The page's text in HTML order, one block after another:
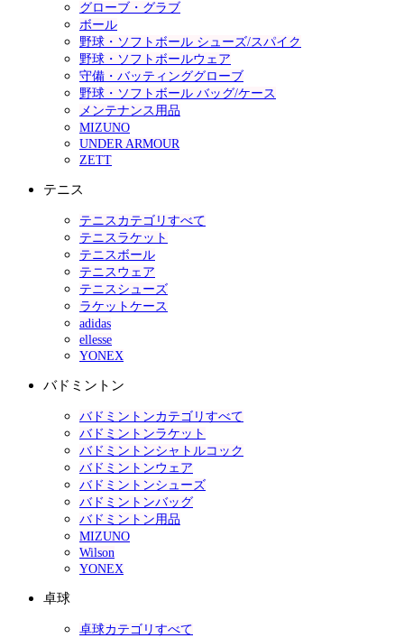
グローブ・グラブ
ボール
野球・ソフトボール シューズ/スパイク
野球・ソフトボールウェア
守備・バッティンググローブ
野球・ソフトボール バッグ/ケース
メンテナンス用品
MIZUNO
UNDER ARMOUR
ZETT
テニス
テニスカテゴリすべて
テニスラケット
テニスボール
テニスウェア
テニスシューズ
ラケットケース
adidas
ellesse
YONEX
バドミントン
バドミントンカテゴリすべて
バドミントンラケット
バドミントンシャトルコック
バドミントンウェア
バドミントンシューズ
バドミントンバッグ
バドミントン用品
MIZUNO
Wilson
YONEX
卓球
卓球カテゴリすべて